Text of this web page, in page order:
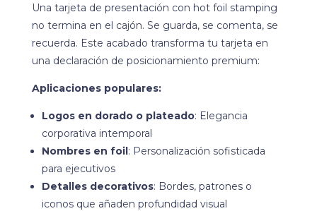
Una tarjeta de presentación con hot foil stamping
no termina en el cajón. Se guarda, se comenta, se
recuerda. Este acabado transforma tu tarjeta en
una declaración de posicionamiento premium:
Aplicaciones populares:
Logos en dorado o plateado: Elegancia
corporativa intemporal
Nombres en foil: Personalización sofisticada
para ejecutivos
Detalles decorativos: Bordes, patrones o
iconos que añaden profundidad visual